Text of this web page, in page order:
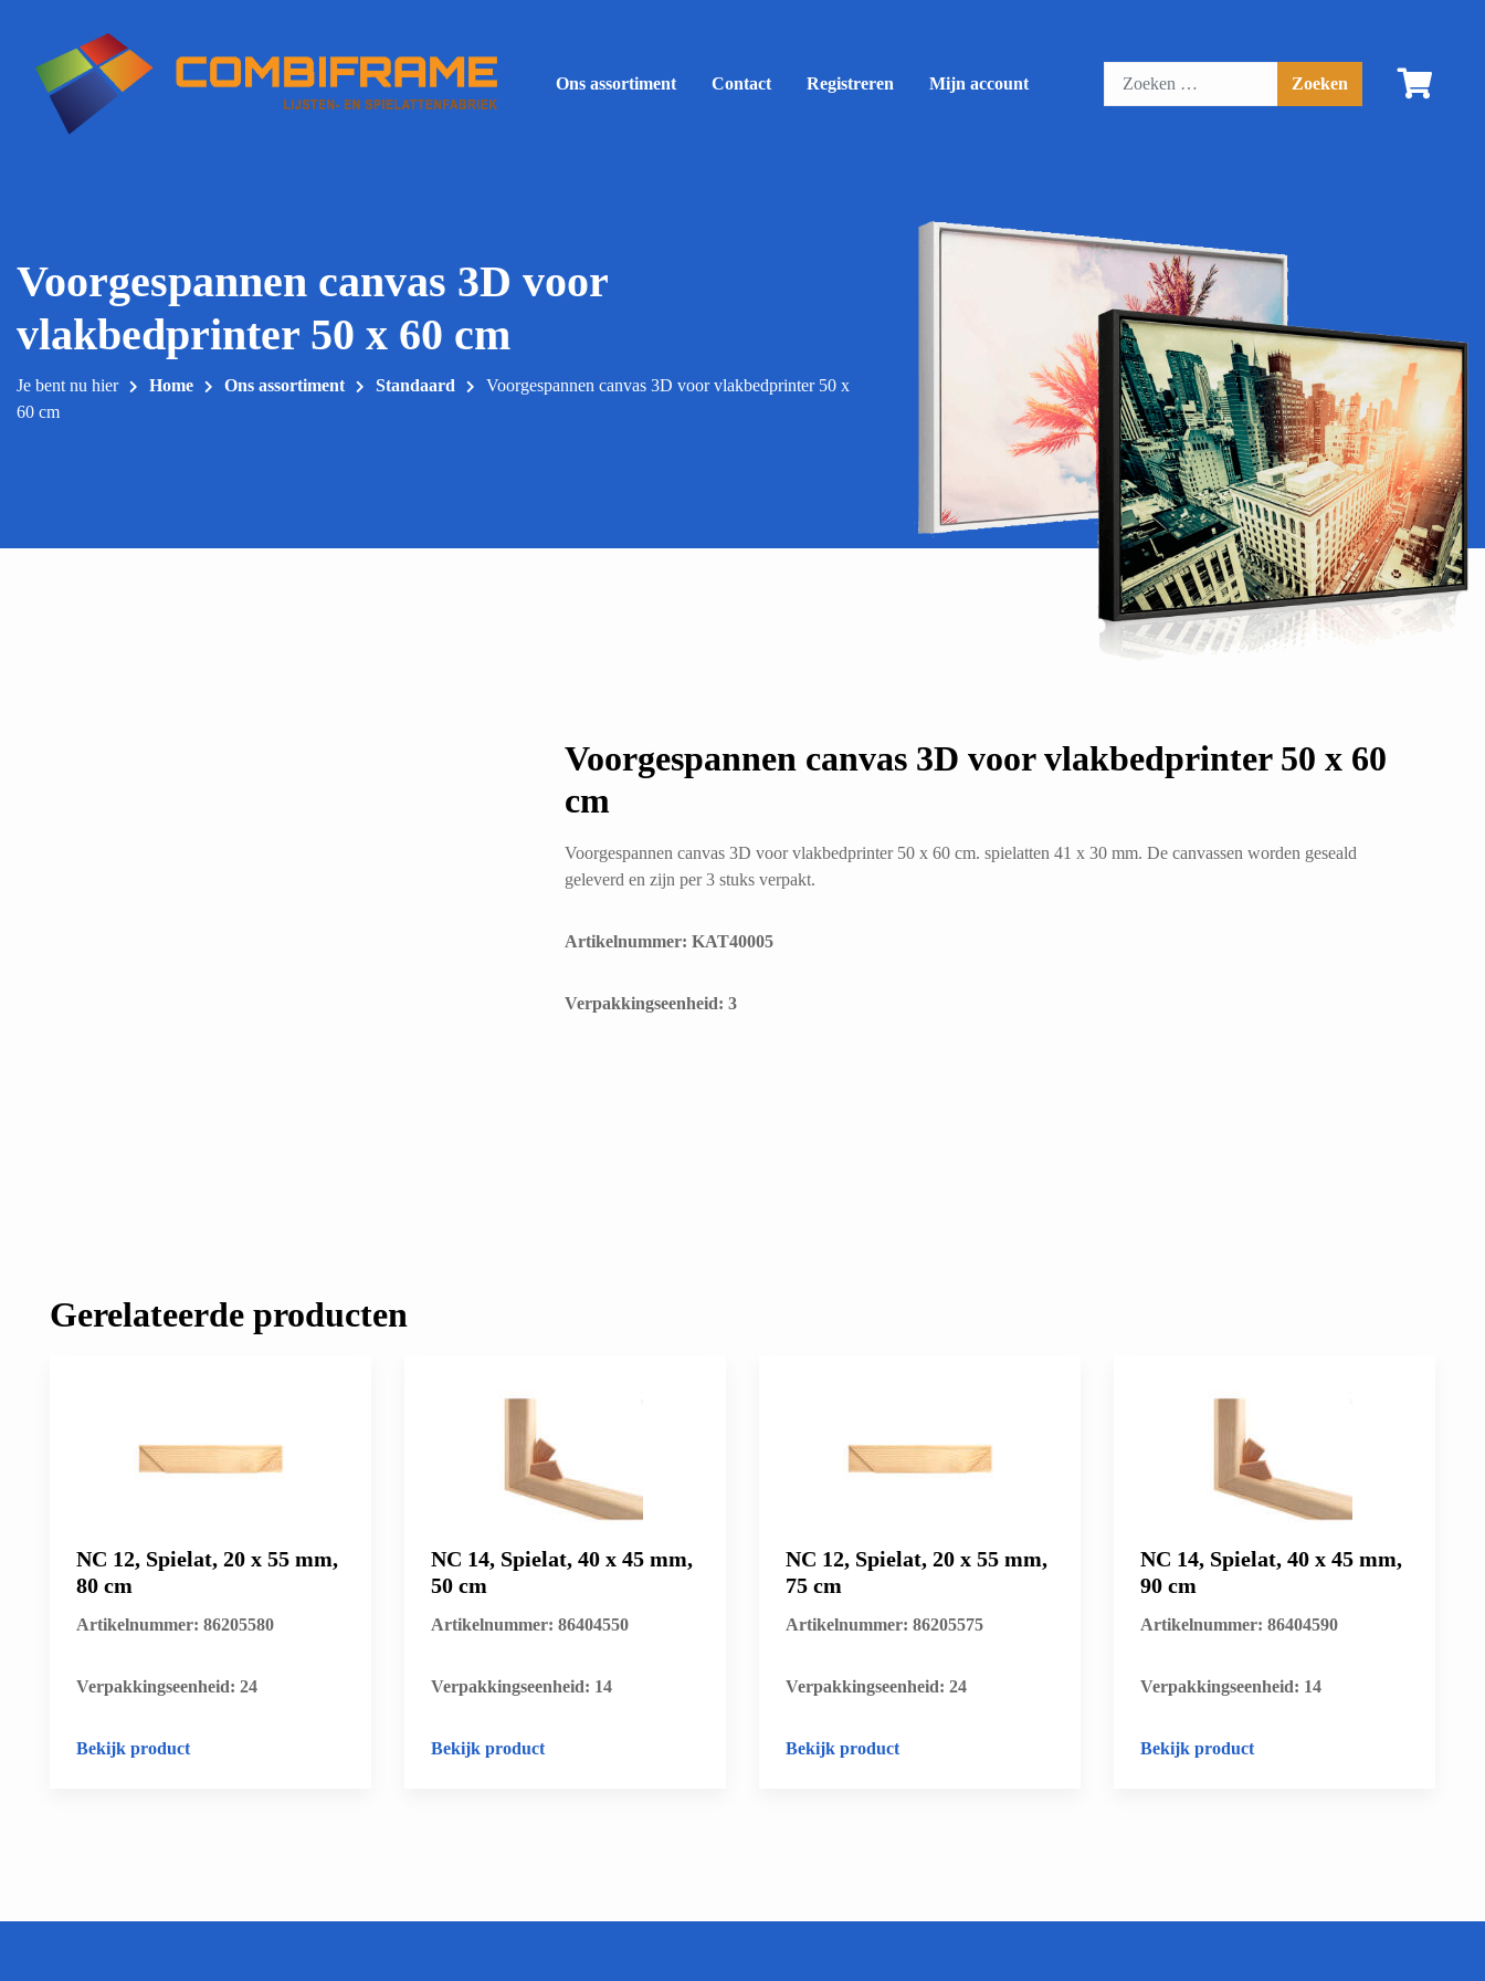
inhoud
Ons assortiment Contact Registreren Mijn account
Voorgespannen canvas 3D voor
vlakbedprinter 50 x 60 cm
Je bent nu hier Home Ons assortiment Standaard
Voorgespannen canvas 3D voor vlakbedprinter 50 x
60 cm
Voorgespannen canvas 3D voor vlakbedprinter 50 x 60
cm
Voorgespannen canvas 3D voor vlakbedprinter 50 x 60 cm. spielatten 41 x 30 mm. De canvassen worden geseald
geleverd en zijn per 3 stuks verpakt.
Artikelnummer: KAT40005
​Verpakkingseenheid: 3
Gerelateerde producten
NC 12, Spielat, 20 x 55 mm,
80 cm
Artikelnummer: 86205580
​Verpakkingseenheid: 24
Bekijk product
NC 14, Spielat, 40 x 45 mm,
50 cm
Artikelnummer: 86404550
​Verpakkingseenheid: 14
Bekijk product
NC 12, Spielat, 20 x 55 mm,
75 cm
Artikelnummer: 86205575
​Verpakkingseenheid: 24
Bekijk product
NC 14, Spielat, 40 x 45 mm,
90 cm
Artikelnummer: 86404590
​Verpakkingseenheid: 14
Bekijk product